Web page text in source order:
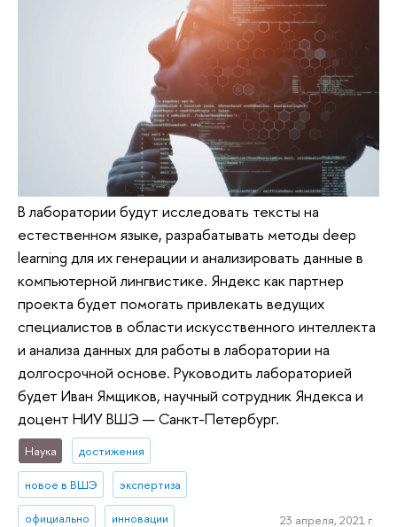
В лаборатории будут исследовать тексты на
естественном языке, разрабатывать методы deep
learning для их генерации и анализировать данные в
компьютерной лингвистике. Яндекс как партнер
проекта будет помогать привлекать ведущих
специалистов в области искусственного интеллекта
и анализа данных для работы в лаборатории на
долгосрочной основе. Руководить лабораторией
будет Иван Ямщиков, научный сотрудник Яндекса и
доцент НИУ ВШЭ — Санкт-Петербург.
Наука достижения
новое в ВШЭ экспертиза
официально инновации 23 апреля, 2021 г.